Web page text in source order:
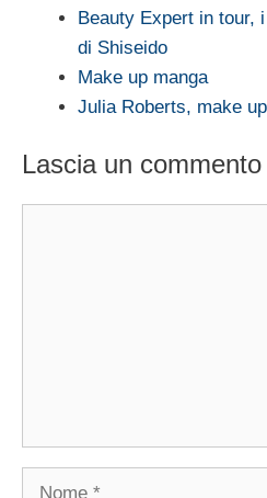
Beauty Expert in tour,
di Shiseido
Make up manga
Julia Roberts, make
Lascia un commento
Nome